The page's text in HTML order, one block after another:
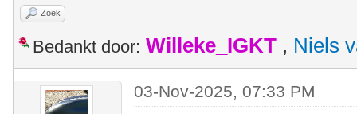
Zoek
Bedankt door: Willeke_IGKT , Niels
03-Nov-2025, 07:33 PM